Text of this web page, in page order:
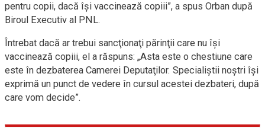
pentru copii, dacă îşi vaccinează copiii”, a spus Orban după
Biroul Executiv al PNL.
Întrebat dacă ar trebui sancţionaţi părinţii care nu îşi
vaccinează copiii, el a răspuns: „Asta este o chestiune care
este în dezbaterea Camerei Deputaţilor. Specialiştii noştri îşi
exprimă un punct de vedere în cursul acestei dezbateri, după
care vom decide”.